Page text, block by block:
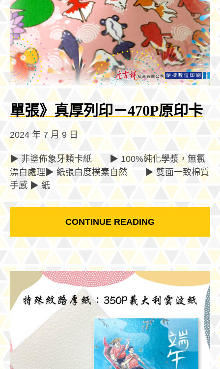
單張》真厚列印－470P原印卡
2024 年 7 月 9 日
▶ 非塗佈象牙類卡紙 ▶ 100%純化學漿，無氯
漂白處理▶ 紙張白度樸素自然 ▶ 雙面一致棉質
手感 ▶ 紙
CONTINUE READING